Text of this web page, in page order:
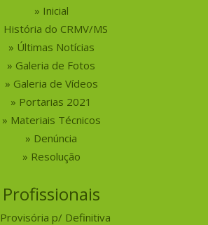
Inicial
História do CRMV/MS
Últimas Notícias
Galeria de Fotos
Galeria de Vídeos
Portarias 2021
Materiais Técnicos
Denúncia
Resolução
Profissionais
Provisória p/ Definitiva